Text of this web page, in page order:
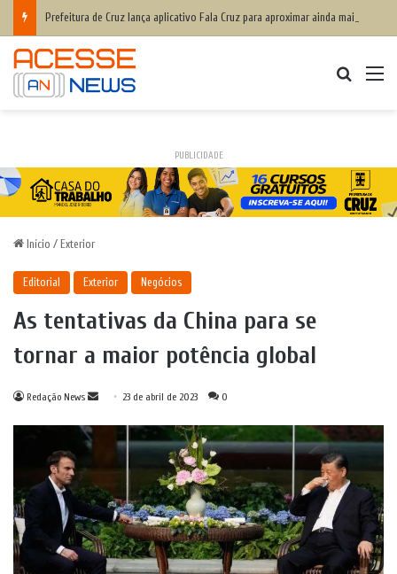
PUBLICIDADE
Início / Exterior
Editorial Exterior Negócios
As tentativas da China para se
tornar a maior potência global
Redação News
Mande23 de abril de 2023 0